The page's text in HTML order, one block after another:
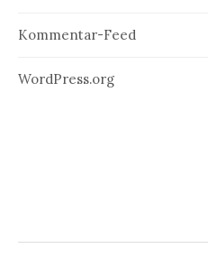
Kommentar-Feed
WordPress.org